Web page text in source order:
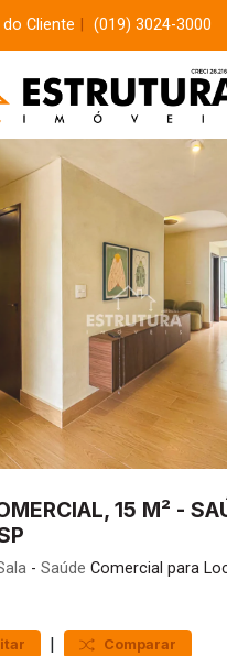
Cliente (019) 3024-3000
15 M² -
- Saúde Comercial para
| Comparar